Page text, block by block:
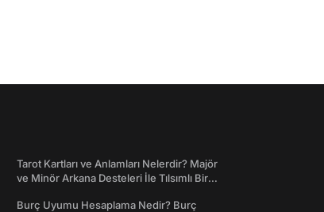
Tarot Kartları ve Anlamları Nelerdir? Majör
ve Minör Arkana Desteleri İle Tılsımlı Bir
Burç Uyumu Hesaplama Nedir? Burç